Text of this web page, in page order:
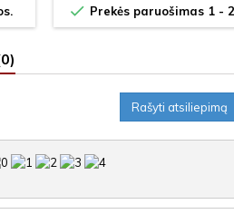
 Prekės paruošimas 1 -
Rašyti atsiliepimą